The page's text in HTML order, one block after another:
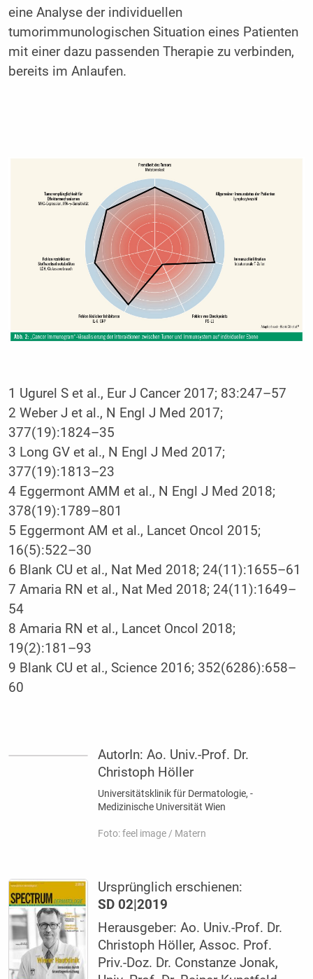
eine Analyse der individuellen
tumorimmunologischen Situation eines Patienten
mit einer dazu passenden Therapie zu verbinden,
bereits im Anlaufen.
1 Ugurel S et al., Eur J Cancer 2017; 83:247–57
2 Weber J et al., N Engl J Med 2017;
377(19):1824–35
3 Long GV et al., N Engl J Med 2017;
377(19):1813–23
4 Eggermont AMM et al., N Engl J Med 2018;
378(19):1789–801
5 Eggermont AM et al., Lancet Oncol 2015;
16(5):522–30
6 Blank CU et al., Nat Med 2018; 24(11):1655–61
7 Amaria RN et al., Nat Med 2018; 24(11):1649–
54
8 Amaria RN et al., Lancet Oncol 2018;
19(2):181–93
9 Blank CU et al., Science 2016; 352(6286):658–
60
AutorIn:Ao. Univ.-Prof. Dr.
Christoph Höller
Universitätsklinik für Dermatologie, ­
Medizinische Universität Wien
Foto: feel image / Matern
Ursprünglich erschienen:
SD 02|2019
Herausgeber: Ao. Univ.-Prof. Dr.
Christoph Höller, Assoc. Prof.
Priv.-Doz. Dr. Constanze Jonak,